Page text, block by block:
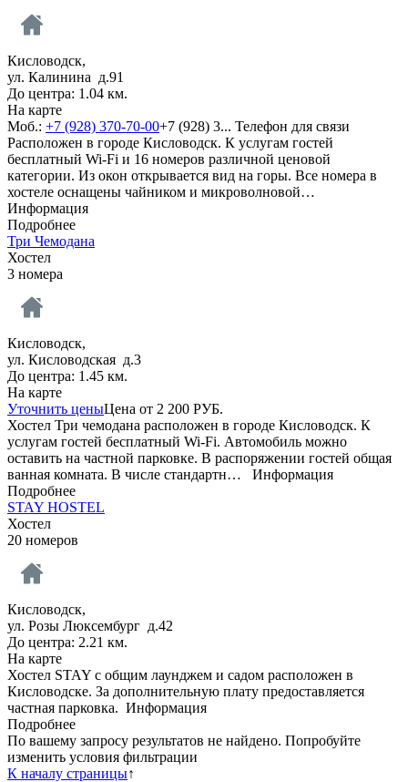
Кисловодск,
ул. Калинина д.91
До центра: 1.04 км.
На карте
Моб.: +7 (928) 370-70-00+7 (928) 3... Телефон для связи
Расположен в городе Кисловодск. К услугам гостей
бесплатный Wi-Fi и 16 номеров различной ценовой
категории. Из окон открывается вид на горы. Все номера в
хостеле оснащены чайником и микроволновой…
Информация
Подробнее
Три Чемодана
Хостел
3 номера
Кисловодск,
ул. Кисловодская д.3
До центра: 1.45 км.
На карте
Уточнить ценыЦена от 2 200 РУБ.
Хостел Три чемодана расположен в городе Кисловодск. К
услугам гостей бесплатный Wi-Fi. Автомобиль можно
оставить на частной парковке. В распоряжении гостей общая
ванная комната. В числе стандартн… Информация
Подробнее
STAY HOSTEL
Хостел
20 номеров
Кисловодск,
ул. Розы Люксембург д.42
До центра: 2.21 км.
На карте
Хостел STAY с общим лаунджем и садом расположен в
Кисловодске. За дополнительную плату предоставляется
частная парковка. Информация
Подробнее
По вашему запросу результатов не найдено. Попробуйте
изменить условия фильтрации
К началу страницы↑